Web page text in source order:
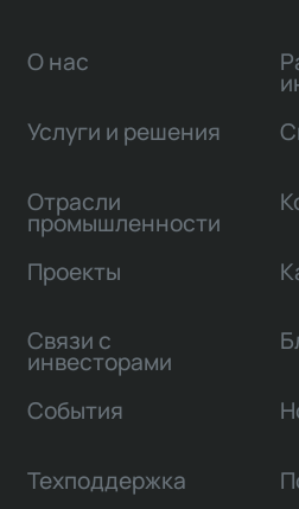
О нас
Услуги и решения
Отрасли
промышленности
Проекты
Связи с
инвесторами
События
Техподдержка